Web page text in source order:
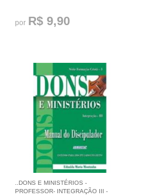
por R$ 9,90
..DONS E MINISTÉRIOS -
PROFESSOR- INTEGRAÇÃO III -